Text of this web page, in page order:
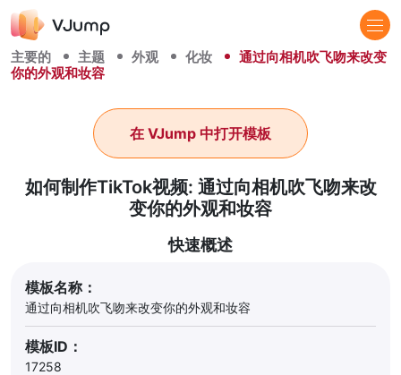
主要的 主题 外观 化妆
通过向相机吹飞吻来改变
你的外观和妆容
如何制作TikTok视频: 通过向相机吹飞吻来改
变你的外观和妆容
在 VJump 中打开模板
快速概述
模板名称：
通过向相机吹飞吻来改变你的外观和妆容
模板ID：
17258